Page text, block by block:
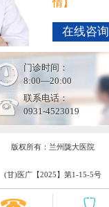
在线咨询
门诊时间：
8:00—20:00
联系电话：
0931-4523019
版权所有：兰州陇大医院
(甘)医广【2025】第1-15-5号